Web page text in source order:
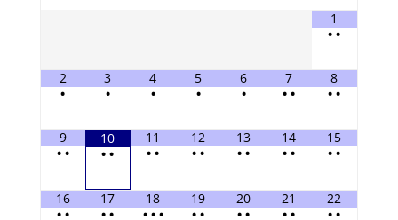
1
••
2
•
3
•
4
•
5
•
6
•
7
••
8
••
9
• •
10
••
11
••
12
••
13
••
14
••
15
••
16
• •
17
••
18
• • •
19
••
20
••
21
••
22
••